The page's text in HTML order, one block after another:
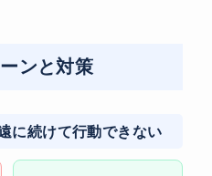
ンと対策
に続けて行動できない